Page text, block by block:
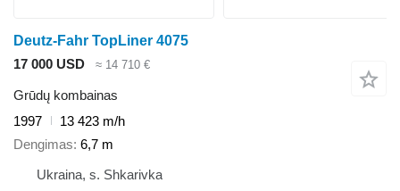
Deutz-Fahr TopLiner 4075
17 000 USD
≈ 14 710 €
Grūdų kombainas
1997
13 423 m/h
Dengimas 6,7 m
Ukraina, s. Shkarivka